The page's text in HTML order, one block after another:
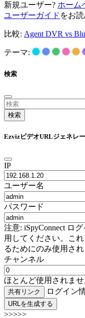
新規ユーザー? ホーム
ユーザーガイド をお
比較: Agent DVR vs
テーマ:
検索
検索
EzvizビデオURLジェネレ
IP
ユーザー名
パスワード
注意: iSpyConnect ロ
用してください。こ
るためにのみ使用さ
チャンネル
ほとんど使用されませ
共有リンク ログイン
URLを生成する
>>>>>